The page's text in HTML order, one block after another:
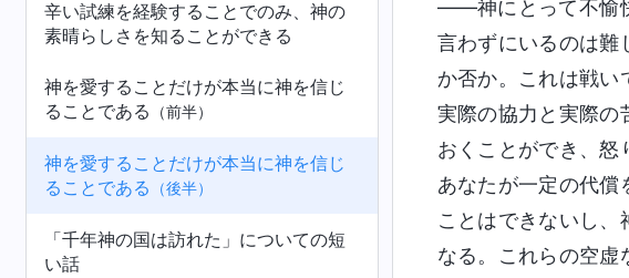
辛い試練を経験することでのみ、神の
素晴らしさを知ることができる
神を愛することだけが本当に神を信じ
ることである
（前半）
神を愛することだけが本当に神を信じ
ることである
（後半）
「千年神の国は訪れた」についての短
い話
――神にとって不愉
言わずにいるのは難
か否か。これは戦
実際の協力と実際の
おくことができ、
あなたが一定の代償
ことはできないし、
なる。これらの空